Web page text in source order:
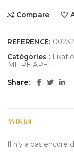
Compare
REFERENCE: 00232
Catégories :
MITRE APEL
Share
AVIS (0)
Il n’y a pas encore